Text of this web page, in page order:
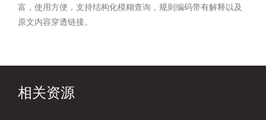
富，使用方便，支持结构化模糊查询，规则编码带有解释以及
原文内容穿透链接。
相关资源